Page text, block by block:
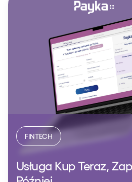
FINTECH
Usługa Kup Teraz,